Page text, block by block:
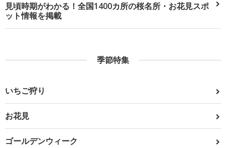
見頃時期がわかる！全国1400カ所の桜名所・お花見スポ
ット情報を掲載
季節特集
いちご狩り
お花見
ゴールデンウィーク